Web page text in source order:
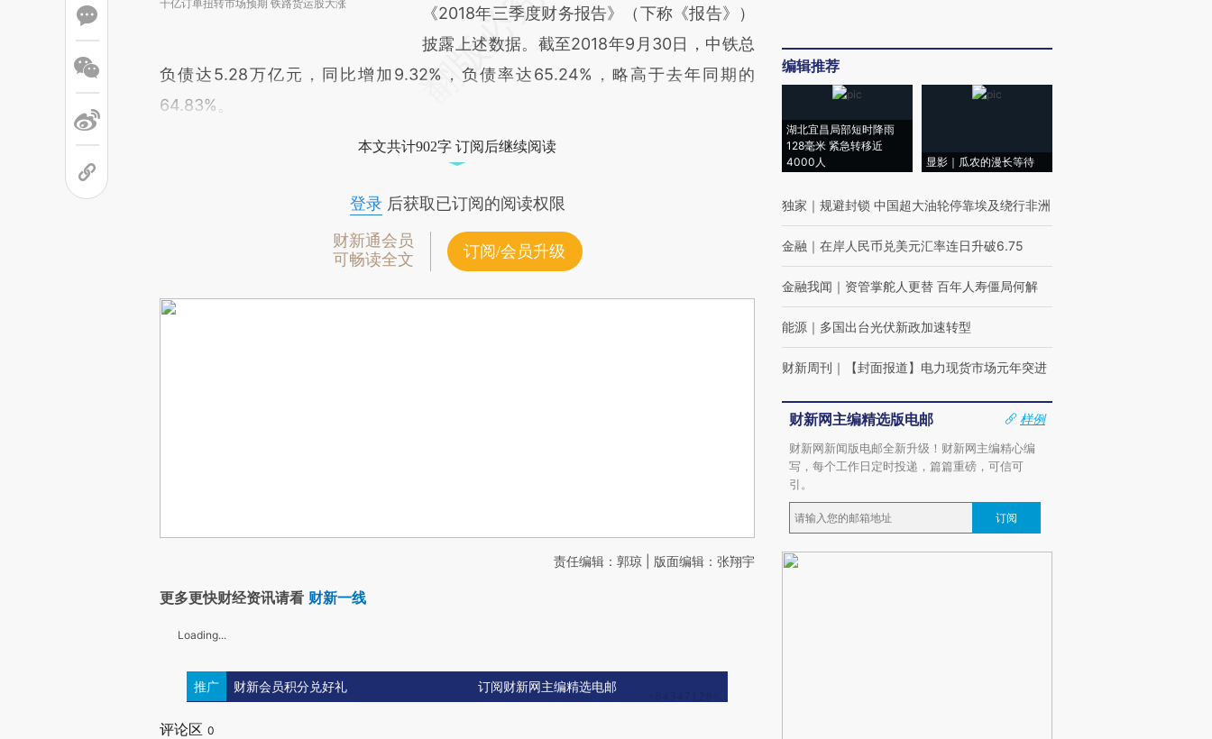
千亿订单扭转市场预期 铁路货运股大涨
《2018年三季度财务报告》（下称《报告》）
披露上述数据。截至2018年9月30日，中铁总
负债达5.28万亿元，同比增加9.32%，负债率达65.24%，略高于去年同期的
64.83%。
本文共计902字 订阅后继续阅读
登录后获取已订阅的阅读权限
财新通会员
可畅读全文
订阅/会员升级
责任编辑：郭琼 | 版面编辑：张翔宇
更多更快财经资讯请看 财新一线
Loading...
推广 财新会员积分兑好礼 订阅财新网主编精选电邮
评论区 0
编辑推荐
湖北宜昌局部短时降雨
128毫米 紧急转移近
4000人
显影｜瓜农的漫长等待
独家 ｜ 规避封锁 中国超大油轮停靠埃及绕行非洲
金融 ｜ 在岸人民币兑美元汇率连日升破6.75
金融我闻 ｜ 资管掌舵人更替 百年人寿僵局何解
能源 ｜ 多国出台光伏新政加速转型
财新周刊 ｜ 【封面报道】电力现货市场元年突进
财新网主编精选版电邮
样例
财新网新闻版电邮全新升级！财新网主编精心编
写，每个工作日定时投递，篇篇重磅，可信可
引。
订阅